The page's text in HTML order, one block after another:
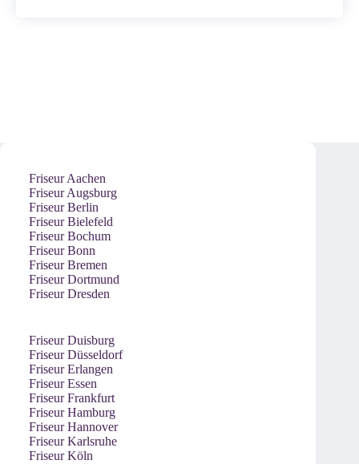
Friseur Aachen
Friseur Augsburg
Friseur Berlin
Friseur Bielefeld
Friseur Bochum
Friseur Bonn
Friseur Bremen
Friseur Dortmund
Friseur Dresden
Friseur Duisburg
Friseur Düsseldorf
Friseur Erlangen
Friseur Essen
Friseur Frankfurt
Friseur Hamburg
Friseur Hannover
Friseur Karlsruhe
Friseur Köln